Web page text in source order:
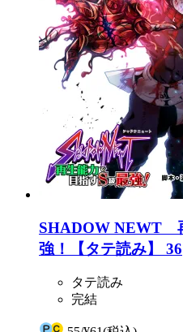
SHADOW NEWT
強！【タテ読み】 36
タテ読み
完結